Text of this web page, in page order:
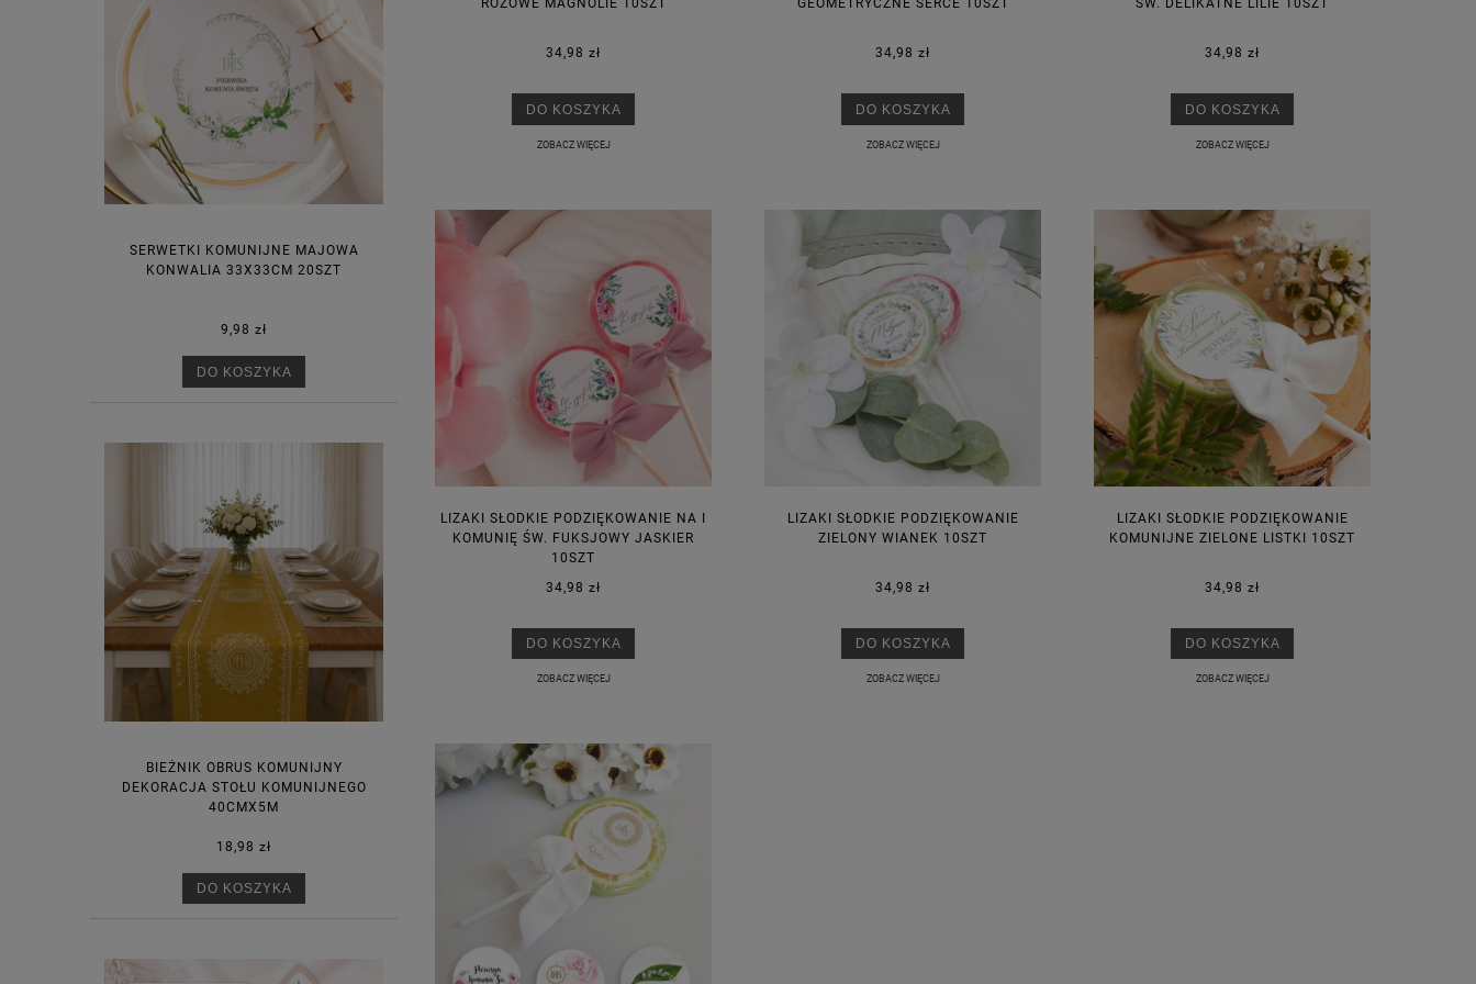
SERWETKI KOMUNIJNE MAJOWA
KONWALIA 33X33CM 20SZT
9,98 zł
DO KOSZYKA
BIEŻNIK OBRUS KOMUNIJNY
DEKORACJA STOŁU KOMUNIJNEGO
40CMX5M
18,98 zł
DO KOSZYKA
RÓŻOWE MAGNOLIE 10SZT
34,98 zł
DO KOSZYKA
ZOBACZ WIĘCEJ
GEOMETRYCZNE SERCE 10SZT
34,98 zł
DO KOSZYKA
ZOBACZ WIĘCEJ
ŚW. DELIKATNE LILIE 10SZT
34,98 zł
DO KOSZYKA
ZOBACZ WIĘCEJ
LIZAKI SŁODKIE PODZIĘKOWANIE NA I
KOMUNIĘ ŚW. FUKSJOWY JASKIER
10SZT
34,98 zł
DO KOSZYKA
ZOBACZ WIĘCEJ
LIZAKI SŁODKIE PODZIĘKOWANIE
ZIELONY WIANEK 10SZT
34,98 zł
DO KOSZYKA
ZOBACZ WIĘCEJ
LIZAKI SŁODKIE PODZIĘKOWANIE
KOMUNIJNE ZIELONE LISTKI 10SZT
34,98 zł
DO KOSZYKA
ZOBACZ WIĘCEJ